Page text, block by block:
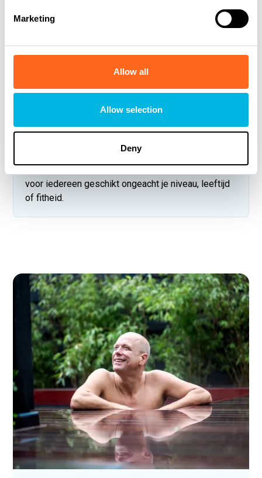
Marketing
Allow all
Allow selection
Deny
dezelfde rustige waterdruk. Daardoor lig je
stabieler in het water en voelt het minder alsof je
op één klein punt tegen een harde straal moet
Kan ik de techniek van een Swimm zelf
PowerFlow™ en LazRiver™-technieken geheel
voor iedereen geschikt ongeacht je niveau, leeftijd
of fitheid.